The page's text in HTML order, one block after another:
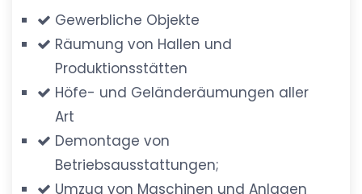
Gewerbliche Objekte
Räumung von Hallen und
Produktionsstätten
Höfe- und Geländeräumungen aller
Art
Demontage von
Betriebsausstattungen;
Umzug von Maschinen und Anlagen